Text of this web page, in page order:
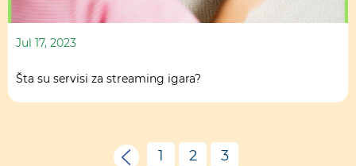
Jul 17, 2023
Šta su servisi za streaming igara?
1 2 3